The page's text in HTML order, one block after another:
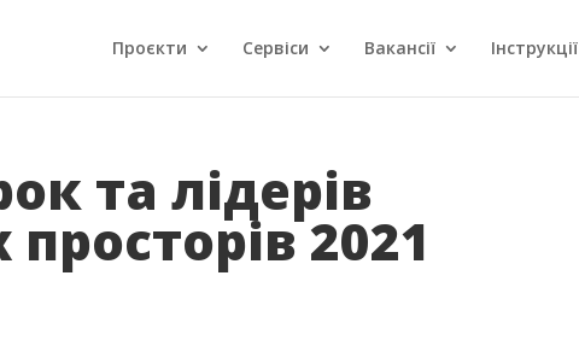
Проєкти Сервіси Вакансії Інструкції
та лідерів
2021